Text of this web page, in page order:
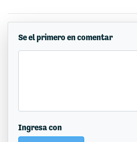
Se el primero en comentar
Ingresa con